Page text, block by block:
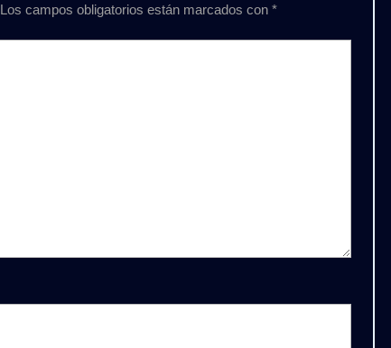
Los campos obligatorios están marcados con *